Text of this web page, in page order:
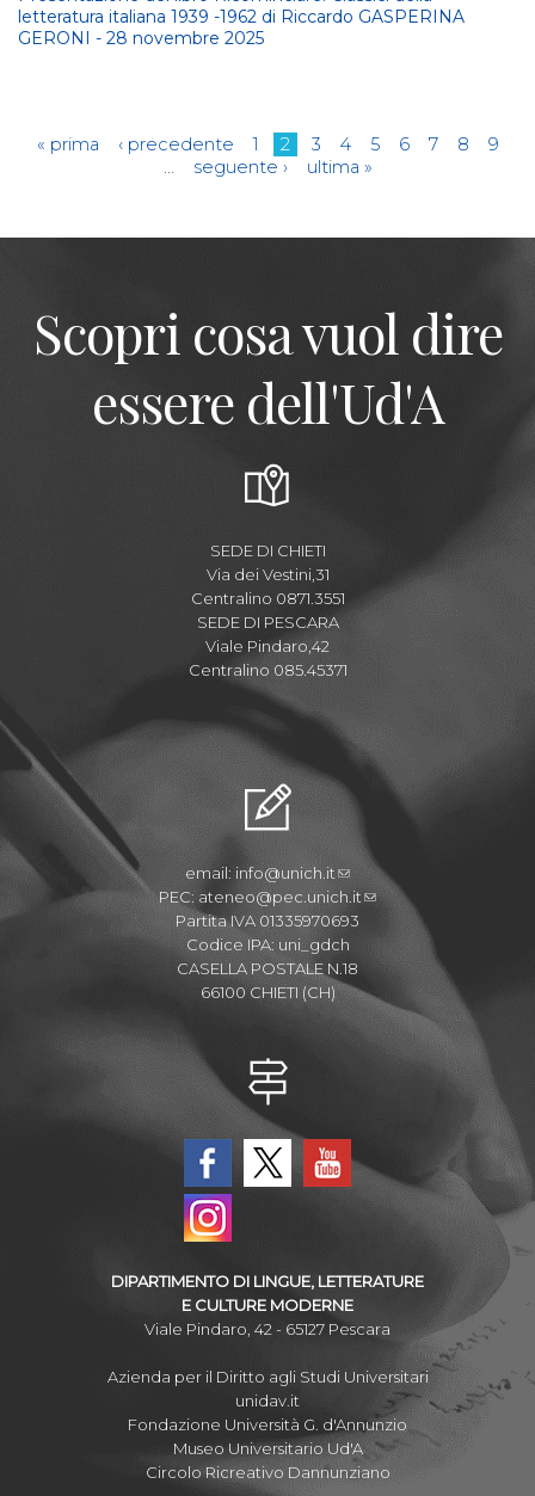
letteratura italiana 1939 -1962 di Riccardo GASPERINA
GERONI - 28 novembre 2025
« prima ‹ precedente 1 2 3 4 5 6 7 8
9
…
seguente › ultima »
Scopri cosa vuol dire
essere dell'Ud'A
SEDE DI CHIETI
Via dei Vestini,31
Centralino 0871.3551
SEDE DI PESCARA
Viale Pindaro,42
Centralino 085.45371
email: info@unich.it
PEC: ateneo@pec.unich.it
Partita IVA 01335970693
Codice IPA: uni_gdch
CASELLA POSTALE N.18
66100 CHIETI (CH)
DIPARTIMENTO DI LINGUE, LETTERATURE
E CULTURE MODERNE
Viale Pindaro, 42 - 65127 Pescara
Azienda per il Diritto agli Studi Universitari
unidav.it
Fondazione Università G. d'Annunzio
Museo Universitario Ud'A
Circolo Ricreativo Dannunziano